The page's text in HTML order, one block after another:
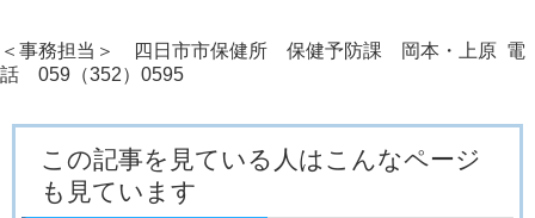
＜事務担当＞ 四日市市保健所 保健予防課 岡本・上原 電
話 059（352）0595
この記事を見ている人はこんなページ
も見ています